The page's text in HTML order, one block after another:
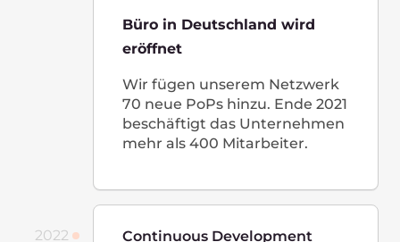
Vilnius, Lithuania
(Business center "3Bures", FL 16)
Ansicht auf Google Maps
Poland